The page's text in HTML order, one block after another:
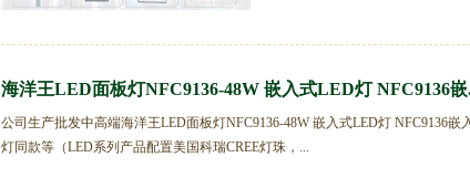
海洋王LED面板灯NFC9136-48W 嵌入式LED灯 NFC9136嵌
公司生产批发中高端海洋王LED面板灯NFC9136-48W 嵌入式LED灯 NFC9136嵌
灯同款等（LED系列产品配置美国科瑞CREE灯珠，...